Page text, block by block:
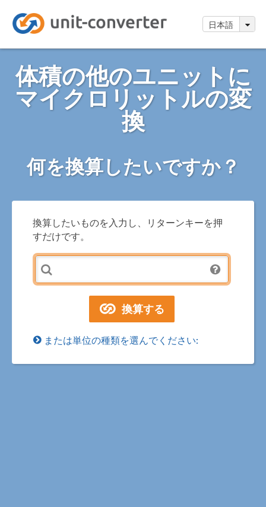
日本語
体積の他のユニットに
マイクロリットルの変
換
何を換算したいですか？
換算したいものを入力し、リターンキーを押
すだけです。
または単位の種類を選んでください: